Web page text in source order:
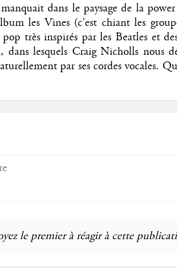
dans le paysage de la
les Vines (c'est chiant les
pop très inspirés par les Beatles et
lesquels Craig Nicholls nous
par ses cordes vocales.
le premier à réagir à cette